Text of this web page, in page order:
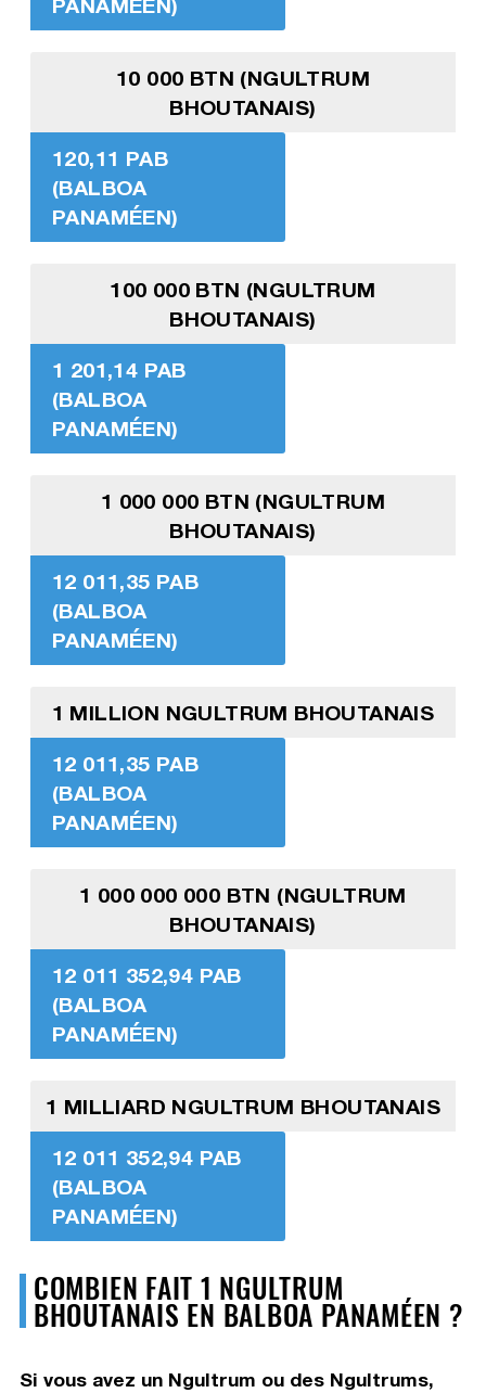
10 000 BTN (NGULTRUM
BHOUTANAIS)
120,11 PAB
(BALBOA
PANAMÉEN)
100 000 BTN (NGULTRUM
BHOUTANAIS)
1 201,14 PAB
(BALBOA
PANAMÉEN)
1 000 000 BTN (NGULTRUM
BHOUTANAIS)
12 011,35 PAB
(BALBOA
PANAMÉEN)
1 MILLION NGULTRUM BHOUTANAIS
12 011,35 PAB
(BALBOA
PANAMÉEN)
1 000 000 000 BTN (NGULTRUM
BHOUTANAIS)
12 011 352,94 PAB
(BALBOA
PANAMÉEN)
1 MILLIARD NGULTRUM BHOUTANAIS
12 011 352,94 PAB
(BALBOA
PANAMÉEN)
COMBIEN FAIT 1 NGULTRUM
BHOUTANAIS EN BALBOA PANAMÉEN ?
Si vous avez un Ngultrum ou des Ngultrums,